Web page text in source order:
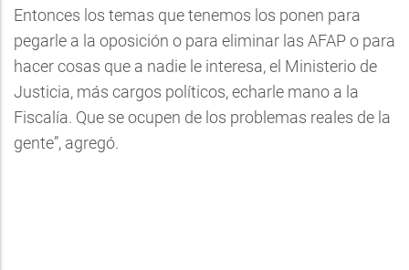
Entonces los temas que tenemos los ponen para
pegarle a la oposición o para eliminar las AFAP o para
hacer cosas que a nadie le interesa, el Ministerio de
Justicia, más cargos políticos, echarle mano a la
Fiscalía. Que se ocupen de los problemas reales de la
gente”, agregó.